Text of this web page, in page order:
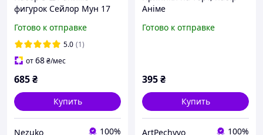
фигурок Сейлор Мун 17
Хино, Минако Айно,
Мичыро Харука Sailor
Moon
Готово к отправке
5.0 (1)
от68₴/мес
685₴
Купить
Nezuko 100%
Аніме
Готово к отправке
395₴
Купить
ArtPechyvo 100%